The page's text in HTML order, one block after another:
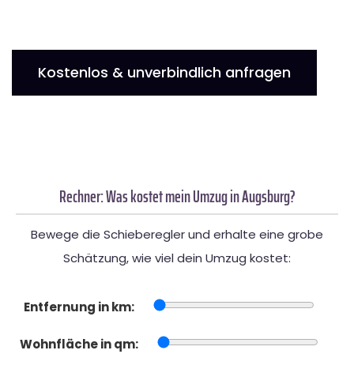
Kostenlos & unverbindlich anfragen
Rechner: Was kostet mein Umzug in Augsburg?
Bewege die Schieberegler und erhalte eine grobe
Schätzung, wie viel dein Umzug kostet:
Entfernung in km:
Wohnfläche in qm: